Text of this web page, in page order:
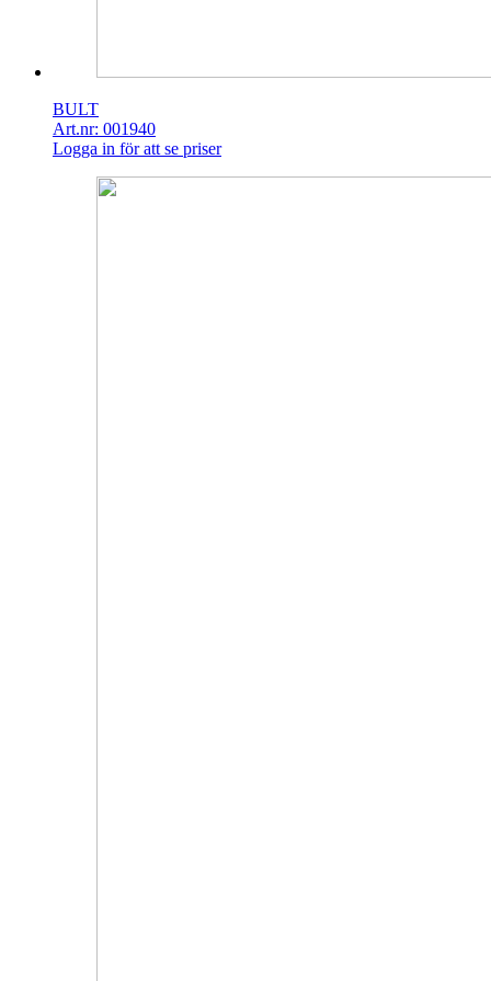
BULT
Art.nr: 001940
Logga in för att se priser